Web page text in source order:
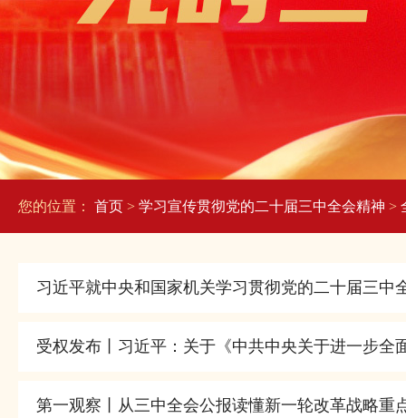
您的位置： 首页 > 学习宣传贯彻党的二十届三中全会精神 >
习近平就中央和国家机关学习贯彻党的二十届三
受权发布丨习近平：关于《中共中央关于进一步
第一观察丨从三中全会公报读懂新一轮改革战略重